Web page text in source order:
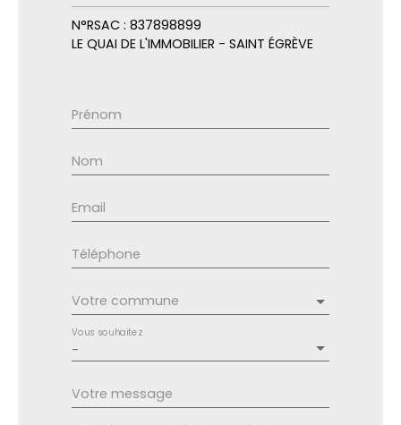
N°RSAC : 837898899
LE QUAI DE L'IMMOBILIER - SAINT ÉGRÈVE
Prénom
Nom
Email
Téléphone
Votre commune
-
Vous souhaitez
Votre message